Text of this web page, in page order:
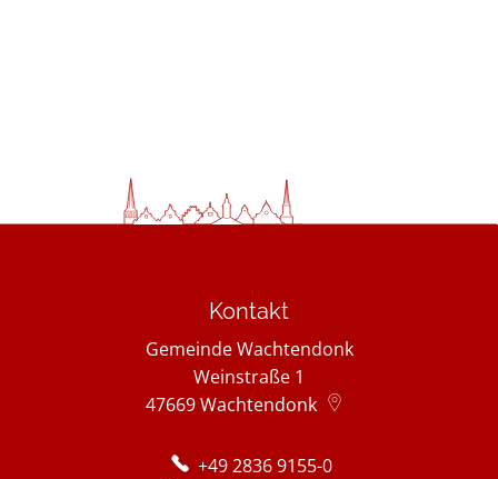
Kontakt
Gemeinde Wachtendonk
Weinstraße 1
47669Wachtendonk
+49 2836 9155-0